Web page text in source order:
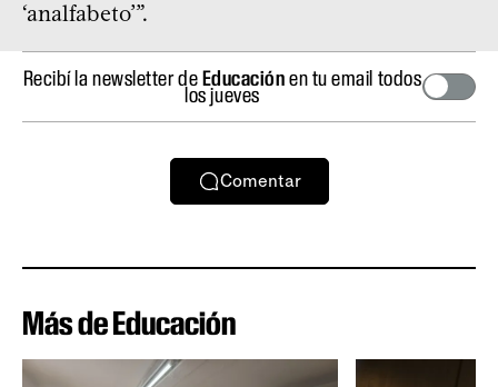
‘analfabeto’”.
Recibí la newsletter deEducaciónen tu email todos
los jueves
Comentar
Más de Educación